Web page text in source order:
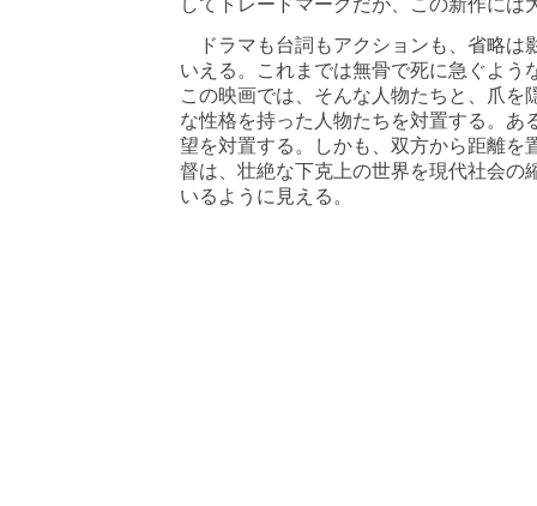
ドラマも台詞もアクションも、省略は
いえる。これまでは無骨で死に急ぐよう
この映画では、そんな人物たちと、爪を
な性格を持った人物たちを対置する。あ
望を対置する。しかも、双方から距離を
督は、壮絶な下克上の世界を現代社会の
いるように見える。